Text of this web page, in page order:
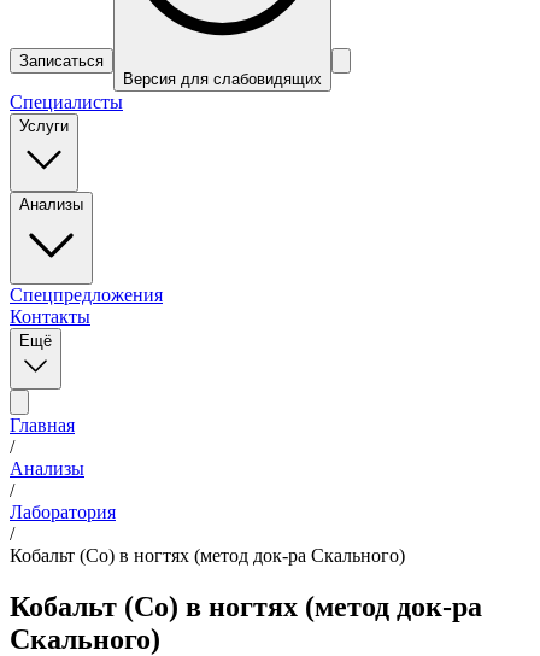
Записаться
Версия для слабовидящих
Специалисты
Услуги
Анализы
Спецпредложения
Контакты
Ещё
Главная
/
Анализы
/
Лаборатория
/
Кобальт (Co) в ногтях (метод док-ра Скального)
Кобальт (Co) в ногтях (метод док-ра
Скального)